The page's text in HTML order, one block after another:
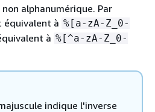
alphanumérique. Par
équivalent à %[a-zA-Z_0-
à %[^a-zA-Z_0-
indique l'inverse